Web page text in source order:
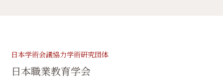
日本学術会議協力学術研究団体
日本職業教育学会